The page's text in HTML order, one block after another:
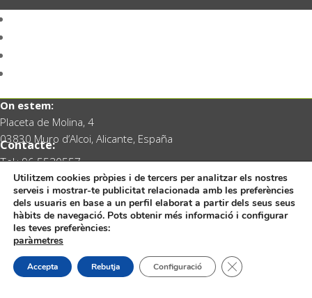
On estem:
Placeta de Molina, 4
03830 Muro d’Alcoi, Alicante, España
Contacte:
Tel.: 96 5530557
email:info@vilademuro.net
Follow FollowFollow
Web desenvolupada pel Servei d'Informàtica
Utilitzem cookies pròpies i de tercers per analitzar els nostres
serveis i mostrar-te publicitat relacionada amb les preferències
dels usuaris en base a un perfil elaborat a partir dels seus seus
hàbits de navegació. Pots obtenir més informació i configurar
les teves preferències:
paràmetres
Accepta Rebutja Configuració Tanca el bàner de